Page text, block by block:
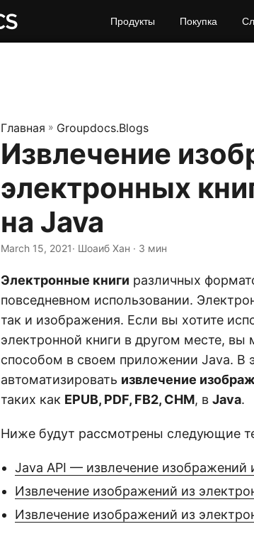
Продукты Покупка
Главная » Groupdocs.Blogs
Извлечение
электронных
на Java
March 15, 2021· Шоаиб Хан · 3 мин
Электронные книги различных
повседневном использовании.
так и изображения. Если вы хотите
электронной книги в другом месте,
способом в своем приложении Java. В
автоматизировать извлечение
таких как EPUB, PDF, FB2, CHM, в Java.
Ниже будут рассмотрены следующие
Java API — извлечение изображений
Извлечение изображений из
Извлечение изображений из